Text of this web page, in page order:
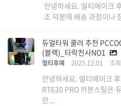
안녕하세요. 얼티메이크
조 덕분에 배송 과정이나
듀얼타워 쿨러 추천
(블랙)_타락천사NO1
얼티후예 2025.12.01 조회
안녕하세요. 얼티메이크
RT620 PRO 카본스틸은
만...